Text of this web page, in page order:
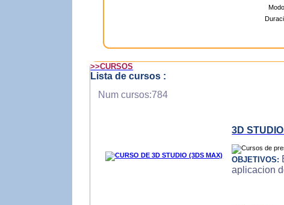
>>CURSOS
Lista de cursos :
Num cursos:784
3D
OBJETIVOS:
aplicacion